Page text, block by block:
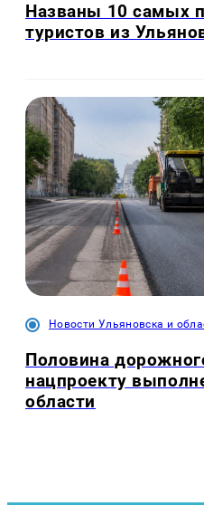
Названы 10 самых
туристов из
Новости Ульяновска и
Половина
нацпроекту
области